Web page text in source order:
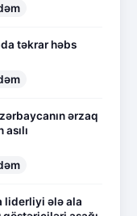
təkrar həbs
ərzaq
liderliyi ələ ala